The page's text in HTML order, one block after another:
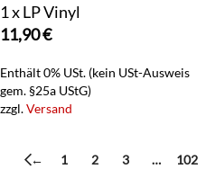
1 x LP Vinyl
11,90€
Enthält 0% USt. (kein USt-Ausweis
gem. §25a UStG)
zzgl.Versand
← 1 2 3 … 102